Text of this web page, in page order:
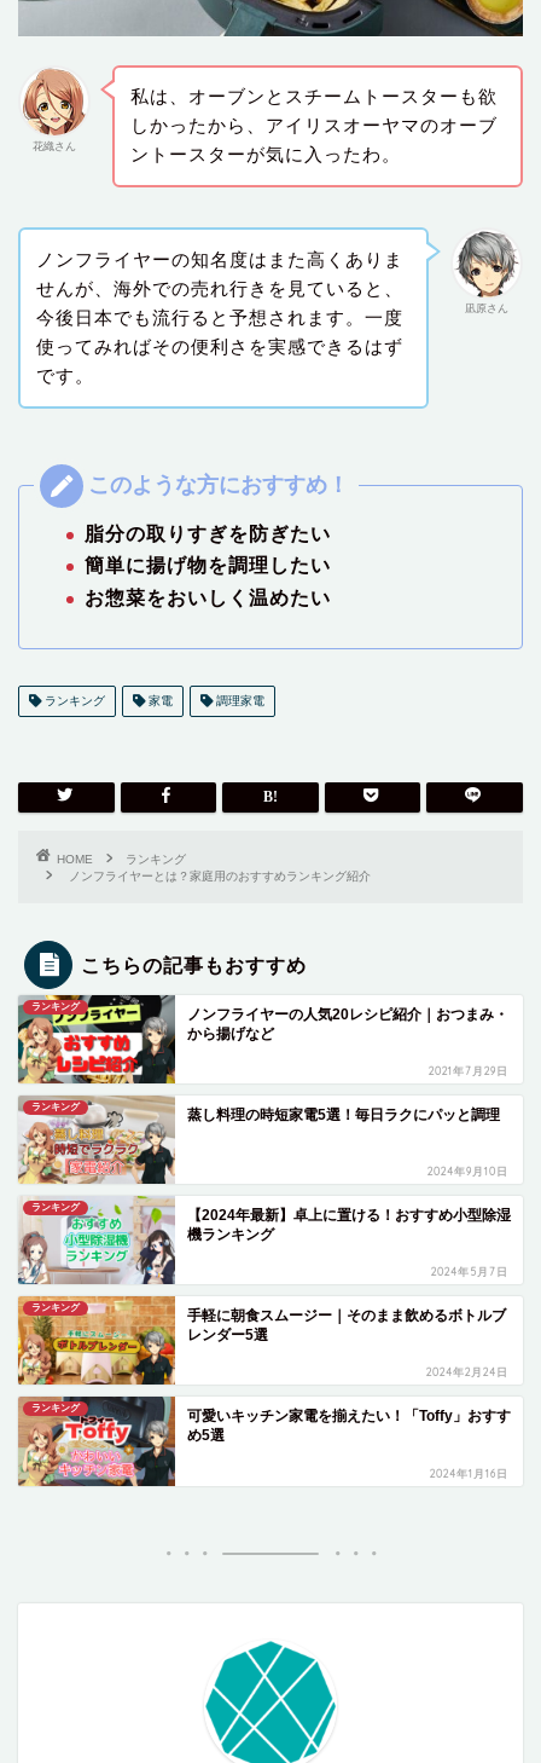
花織さん
私は、オーブンとスチームトースターも欲
しかったから、アイリスオーヤマのオーブ
ントースターが気に入ったわ。
凪原さん
ノンフライヤーの知名度はまた高くありま
せんが、海外での売れ行きを見ていると、
今後日本でも流行ると予想されます。一度
使ってみればその便利さを実感できるはず
です。
脂分の取りすぎを防ぎたい
簡単に揚げ物を調理したい
お惣菜をおいしく温めたい
ランキング 家電 調理家電
HOME
ランキング
ノンフライヤーとは？家庭用のおすすめランキング紹介
こちらの記事もおすすめ
ランキング
ノンフライヤーの人気20レシピ紹介｜おつまみ・
から揚げなど
2021年7月29日
ランキング 蒸し料理の時短家電5選！毎日ラクにパッと調理
2024年9月10日
ランキング
【2024年最新】卓上に置ける！おすすめ小型除湿
機ランキング
2024年5月7日
ランキング
手軽に朝食スムージー｜そのまま飲めるボトルブ
レンダー5選
2024年2月24日
ランキング
可愛いキッチン家電を揃えたい！「Toffy」おすす
め5選
2024年1月16日